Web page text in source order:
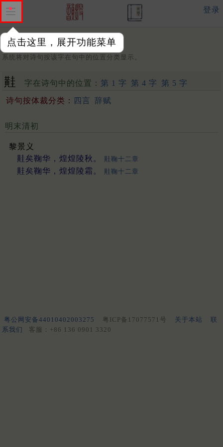
点击这里，展开功能菜单
登录
字：
系统将对诗句按该字在句中的位置分类显示。
黊 字在诗句中的位置： 第 1 字 第 4 字 第 5 字
诗句按体裁分类： 四言 辞赋
明末清初
黎景义
黊矣鞠华，煌煌陵秋。
黊鞠十二章
黊矣鞠华，煌煌陵霜。 黊鞠十二章
粤公网安备44010402003275 粤ICP备17077571号 关于本站
联
系我们
客服：+86 136 0901 3320